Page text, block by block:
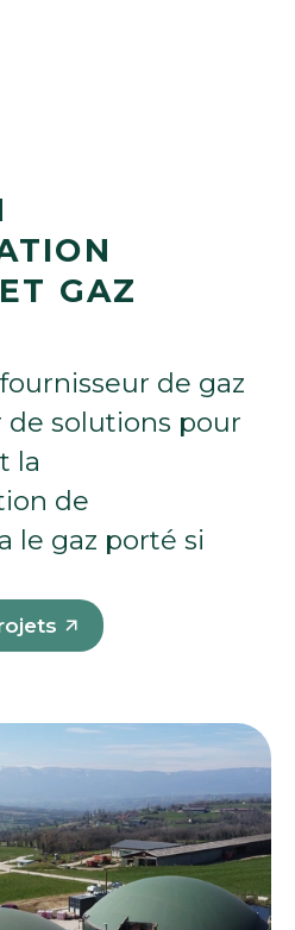
GAZ
fournisseur de gaz
de solutions pour
t la
ion de
a le gaz porté si